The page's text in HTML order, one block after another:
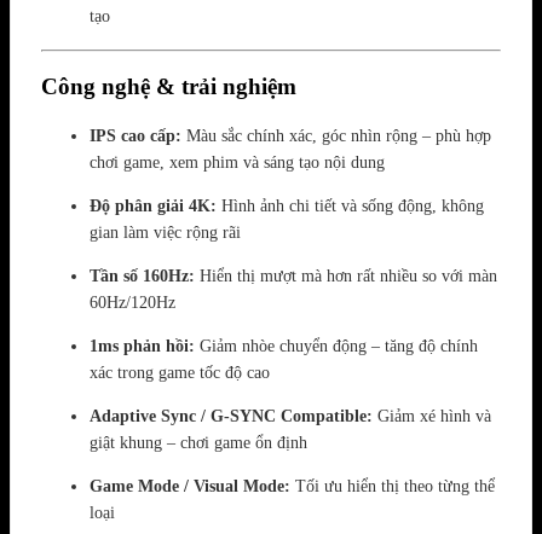
tạo
Công nghệ & trải nghiệm
IPS cao cấp: Màu sắc chính xác, góc nhìn rộng – phù hợp
chơi game, xem phim và sáng tạo nội dung
Độ phân giải 4K: Hình ảnh chi tiết và sống động, không
gian làm việc rộng rãi
Tần số 160Hz: Hiển thị mượt mà hơn rất nhiều so với màn
60Hz/120Hz
1ms phản hồi: Giảm nhòe chuyển động – tăng độ chính
xác trong game tốc độ cao
Adaptive Sync / G-SYNC Compatible: Giảm xé hình và
giật khung – chơi game ổn định
Game Mode / Visual Mode: Tối ưu hiển thị theo từng thể
loại